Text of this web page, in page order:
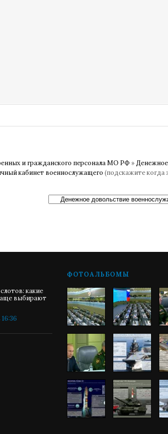
и гражданского персонала МО РФ »
кабинет военнослужащего (подскажите когда
какие
выбирают
ФОТОАЛЬБОМЫ